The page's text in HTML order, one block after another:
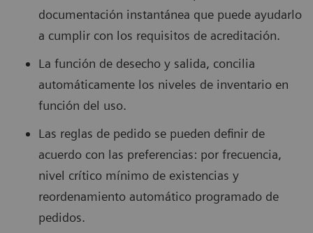
documentación instantánea que puede ayudarlo
a cumplir con los requisitos de acreditación.
La función de desecho y salida, concilia
automáticamente los niveles de inventario en
función del uso.
Las reglas de pedido se pueden definir de
acuerdo con las preferencias: por frecuencia,
nivel crítico mínimo de existencias y
reordenamiento automático programado de
pedidos.